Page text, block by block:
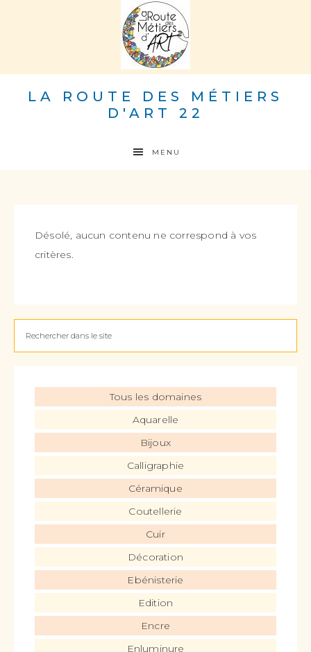
LA ROUTE DES MÉTIERS
D'ART 22
MENU
Désolé, aucun contenu ne correspond à vos
critères.
Tous les domaines
Aquarelle
Bijoux
Calligraphie
Céramique
Coutellerie
Cuir
Décoration
Ebénisterie
Edition
Encre
Enluminure